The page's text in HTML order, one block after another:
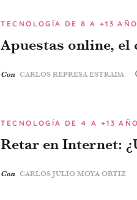
TECNOLOGÍA DE 8 A +13
Apuestas online,
Con CARLOS REPRESA ESTRADA
TECNOLOGÍA DE 4 A +13
Retar en Internet:
Con CARLOS JULIO MOYA ORTIZ